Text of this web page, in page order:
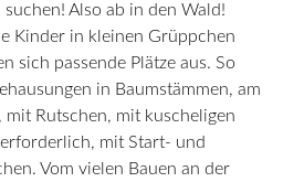
Also ab in den Wald!
Kinder in kleinen Grüppchen
sich passende Plätze aus. So
in Baumstämmen, am
mit Rutschen, mit kuscheligen
mit Start- und
Vom vielen Bauen an der